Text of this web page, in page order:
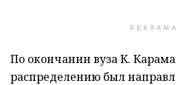
РЕКЛАМА
По окончании вуза К.
распределению был